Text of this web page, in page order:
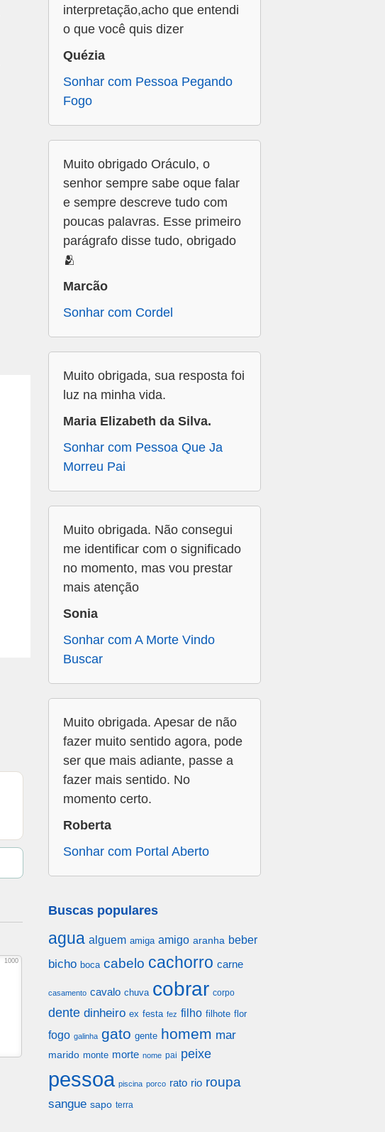
1000
interpretação,acho que entendi
o que você quis dizer
Quézia
Sonhar com Pessoa Pegando
Fogo
Muito obrigado Oráculo, o
senhor sempre sabe oque falar
e sempre descreve tudo com
poucas palavras. Esse primeiro
parágrafo disse tudo, obrigado
🫂
Marcão
Sonhar com Cordel
Muito obrigada, sua resposta foi
luz na minha vida.
Maria Elizabeth da Silva.
Sonhar com Pessoa Que Ja
Morreu Pai
Muito obrigada. Não consegui
me identificar com o significado
no momento, mas vou prestar
mais atenção
Sonia
Sonhar com A Morte Vindo
Buscar
Muito obrigada. Apesar de não
fazer muito sentido agora, pode
ser que mais adiante, passe a
fazer mais sentido. No
momento certo.
Roberta
Sonhar com Portal Aberto
Buscas populares
agua alguem amiga amigo aranha beber
bicho boca cabelo cachorro carne
casamento cavalo chuva cobrar corpo
dente dinheiro ex festa fez filho filhote flor
fogo galinha gato gente homem mar
marido monte morte nome pai peixe
pessoa piscina porco rato rio roupa
sangue sapo terra